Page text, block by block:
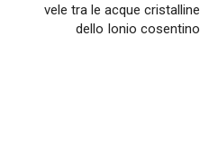
vele tra le acque cristalline
dello Ionio cosentino